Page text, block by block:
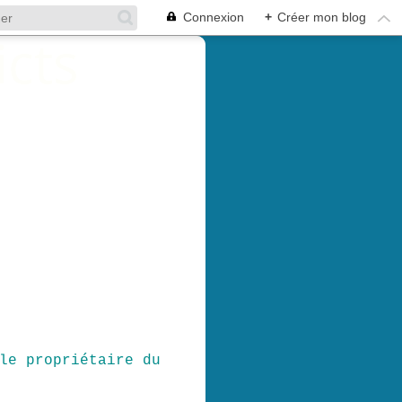
Connexion + Créer mon blog
propriétaire du